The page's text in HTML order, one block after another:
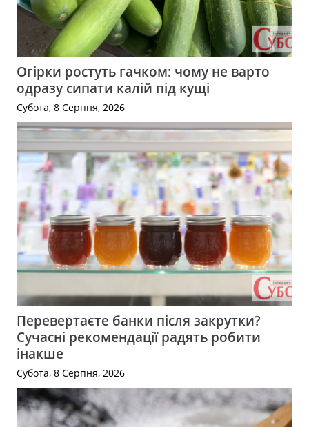
Огірки ростуть гачком: чому не варто
одразу сипати калій під кущі
Субота, 8 Серпня, 2026
Перевертаєте банки після закрутки?
Сучасні рекомендації радять робити
інакше
Субота, 8 Серпня, 2026